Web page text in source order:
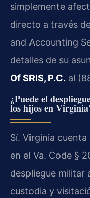
simplemente
directo a través
and Accounting
detalles de su
Of SRIS, P.C. al
¿Puede el
los hijos en
Sí. Virginia
en el Va. Code §
despliegue militar
custodia y